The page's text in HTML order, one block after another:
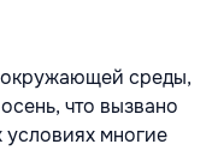
окружающей среды,
что вызвано
условиях многие